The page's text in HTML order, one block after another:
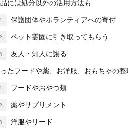
には処分以外の活用方法も
保護団体やボランティアへの寄付
ペット霊園に引き取ってもらう
友人・知人に譲る
たフードや薬、お洋服、おもちゃの整
フードやおやつ類
薬やサプリメント
洋服やリード